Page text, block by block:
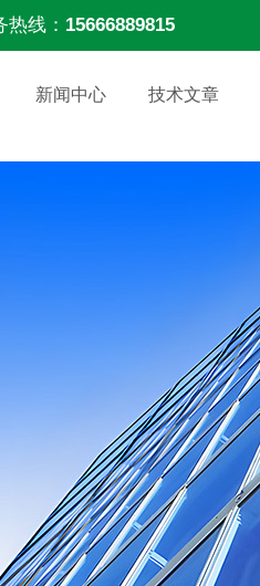
热线： 15666889815
新闻中心 技术文章